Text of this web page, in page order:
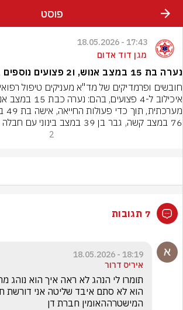
פוסט
17:43 - 18.05.2026
מגן דוד אדום
נערה בת 15 במצב אנוש, ו2 פצועים נוספים במצב קשה
76 במצב קשה, גבר בן 39 במצב בינוני עם חבלה בגב.
2
7 תגובות
18:19 - 18.05.2026
איריס דרור
המישטרההאומין חברת דן